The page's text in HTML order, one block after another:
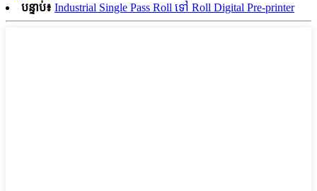
បន្ទាប់៖ Industrial Single Pass Roll ទៅ Roll Digital Pre-printer